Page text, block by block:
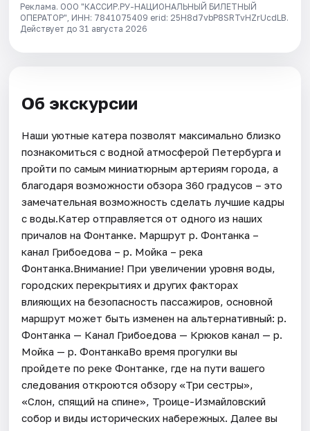
Реклама. ООО "КАССИР.РУ-НАЦИОНАЛЬНЫЙ БИЛЕТНЫЙ
ОПЕРАТОР", ИНН: 7841075409 erid: 25H8d7vbP8SRTvHZrUcdLB.
Действует до 31 августа 2026
Об экскурсии
Наши уютные катера позволят максимально близко
познакомиться с водной атмосферой Петербурга и
пройти по самым миниатюрным артериям города, а
благодаря возможности обзора 360 градусов – это
замечательная возможность сделать лучшие кадры
с воды.Катер отправляется от одного из наших
причалов на Фонтанке. Маршрут р. Фонтанка –
канал Грибоедова – р. Мойка – река
Фонтанка.Внимание! При увеличении уровня воды,
городских перекрытиях и других факторах
влияющих на безопасность пассажиров, основной
маршрут может быть изменен на альтернативный: р.
Фонтанка — Канал Грибоедова — Крюков канал — р.
Мойка — р. ФонтанкаВо время прогулки вы
пройдете по реке Фонтанке, где на пути вашего
следования откроются обзору «Три сестры»,
«Слон, спящий на спине», Троице-Измайловский
собор и виды исторических набережных. Далее вы